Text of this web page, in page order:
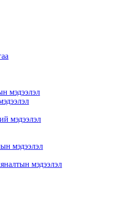
мэдээлэл
мэдээлэл
мэдээлэл
мэдээлэл